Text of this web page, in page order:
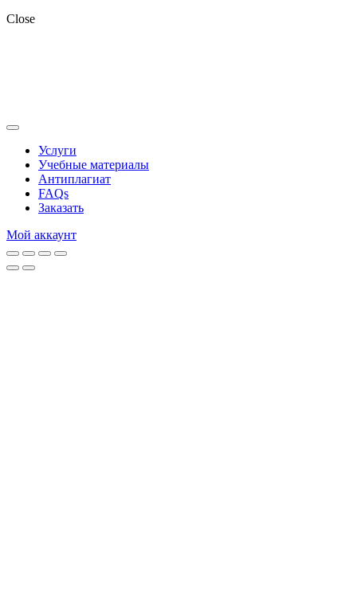
Close
Услуги
Учебные материалы
Антиплагиат
FAQs
Заказать
Мой аккаунт